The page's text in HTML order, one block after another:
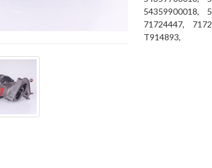
54359900018,
71724447,
T914893,